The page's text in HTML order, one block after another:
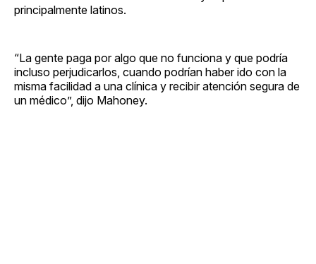
principalmente latinos.
“La gente paga por algo que no funciona y que podría
incluso perjudicarlos, cuando podrían haber ido con la
misma facilidad a una clínica y recibir atención segura de
un médico”, dijo Mahoney.